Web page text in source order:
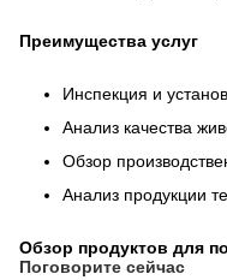
Преимущества услуг
Инспекция и
Анализ качества
Обзор
Анализ продукции
Обзор продуктов для
Поговорите сейчас